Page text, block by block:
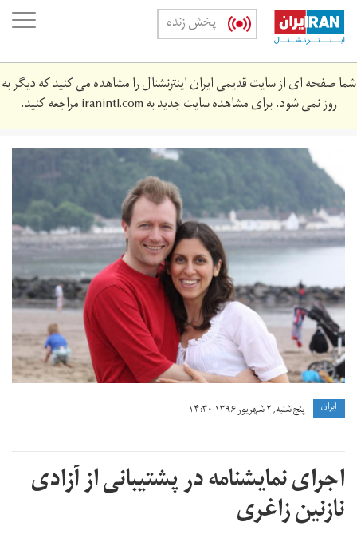
Skip
main
content
پخش زنده
شما صفحه ای از سایت قدیمی ایران اینترنشنال را مشاهده می کنید که دیگر به
روز نمی شود. برای مشاهده سایت جدید بهiranintl.comمراجعه کنید.
18719550.jpg
ايران پنج شنبه, ۲ شهریور ۱۳۹۶ ۱۴:۳۰
اجرای نمایشنامه در پشتیبانی از آزادی
نازنین زاغری